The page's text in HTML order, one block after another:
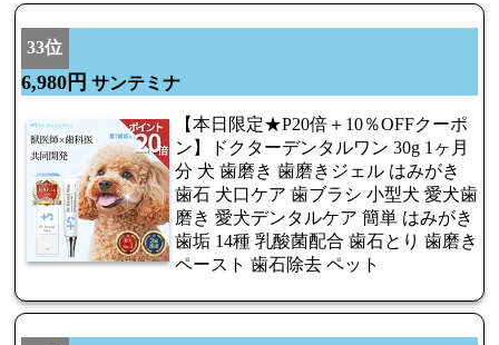
33位
6,980円 サンテミナ
【本日限定★P20倍＋10％OFFクーポ
ン】ドクターデンタルワン 30g 1ヶ月
分 犬 歯磨き 歯磨きジェル はみがき
歯石 犬口ケア 歯ブラシ 小型犬 愛犬歯
磨き 愛犬デンタルケア 簡単 はみがき
歯垢 14種 乳酸菌配合 歯石とり 歯磨き
ペースト 歯石除去 ペット